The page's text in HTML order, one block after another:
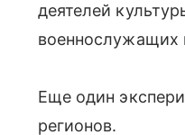
деятелей
военнослужащих
Еще один
регионов.